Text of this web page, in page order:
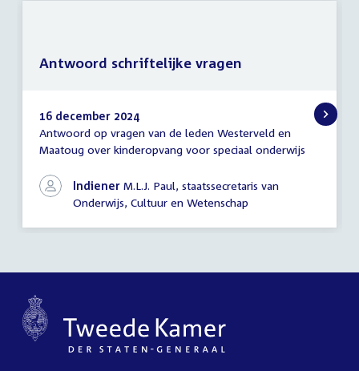
Antwoord
schriftelijke
16 december 2024
Antwoord op vragen van de leden Westerveld en
Maatoug over kinderopvang voor speciaal onderwijs
Indiener M.L.J. Paul, staatssecretaris van
Onderwijs, Cultuur en Wetenschap
Antwoord schriftelijke vragen